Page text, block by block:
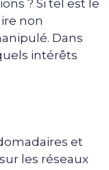
? Si tel est le
non
Dans
intérêts
et
les réseaux